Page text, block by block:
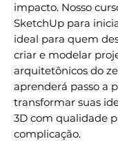
impacto. Nosso
SketchUp para
ideal para quem
criar e modelar
arquitetônicos do
aprenderá passo a
transformar suas
3D com qualidade
complicação.